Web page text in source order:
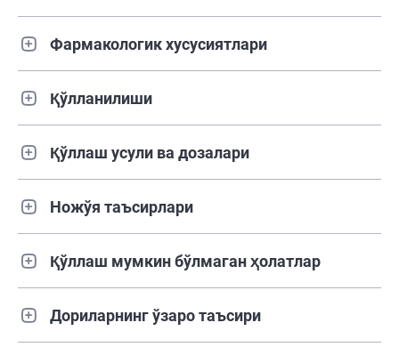
Фармакологик хусусиятлари
Қўлланилиши
Қўллаш усули ва дозалари
Ножўя таъсирлари
Қўллаш мумкин бўлмаган ҳолатлар
Дориларнинг ўзаро таъсири